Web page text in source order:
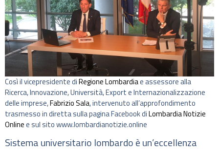
Così il vicepresidente diRegione Lombardiae assessore alla
Ricerca, Innovazione, Università, Export e Internazionalizzazione
delle imprese,Fabrizio Sala, intervenuto all’approfondimento
trasmesso in diretta sulla pagina Facebook diLombardia Notizie
Onlinee sul sito www.lombardianotizie.online
Sistema universitario lombardo è un’eccellenza